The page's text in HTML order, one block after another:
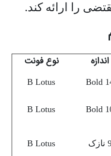
را ارائه کند.
اندازه نوع فونت
14
B Lotus
10
B Lotus
B Lotus